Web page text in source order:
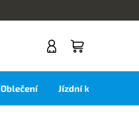
KOŠÍK
Oblečení Jízdní kola